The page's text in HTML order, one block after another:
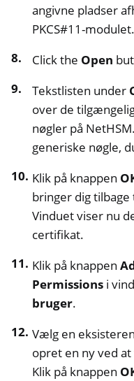
angivne pladser
PKCS#11-modulet.
Click the Open
Tekstlisten under
over de
nøgler på
generiske nøgle,
Klik på knappen
bringer dig
Vinduet viser nu
certifikat.
Klik på knappen
Permissions i
bruger.
Vælg en
opret en ny ved
Klik på knappen